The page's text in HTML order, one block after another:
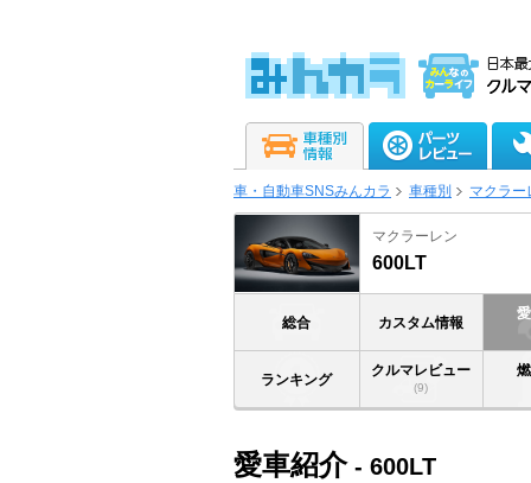
車・自動車SNSみんカラ 車種別 マクラー
マクラーレン
600LT
総合 カスタム情報
ランキング
クルマレビュー
(9)
愛車紹介- 600LT